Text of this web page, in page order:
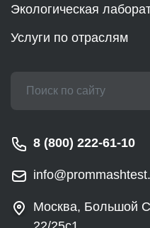
Экологическая
Услуги по отраслям
8 (800) 222-61-10
Москва, Большой